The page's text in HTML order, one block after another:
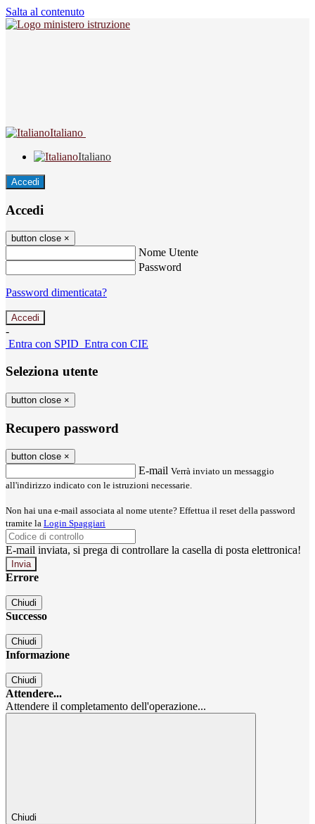
Salta al contenuto
Italiano
Italiano
Accedi
Accedi
button close ×
Nome Utente
Password
Password dimenticata?
-
Entra con SPID Entra con CIE
Seleziona utente
button close ×
Recupero password
button close ×
E-mail Verrà inviato un messaggio
all'indirizzo indicato con le istruzioni necessarie.
Non hai una e-mail associata al nome utente? Effettua il reset della password
tramite la Login Spaggiari
E-mail inviata, si prega di controllare la casella di posta elettronica!
Errore
Chiudi
Successo
Chiudi
Informazione
Chiudi
Attendere...
Attendere il completamento dell'operazione...
Chiudi